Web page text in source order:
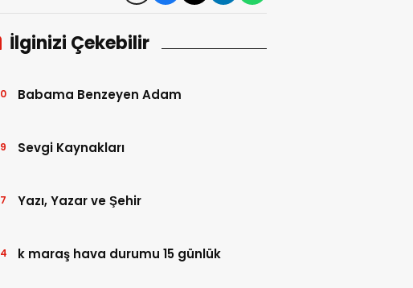
İlginizi Çekebilir
Babama Benzeyen Adam
Sevgi Kaynakları
Yazı, Yazar ve Şehir
k maraş hava durumu 15 günlük